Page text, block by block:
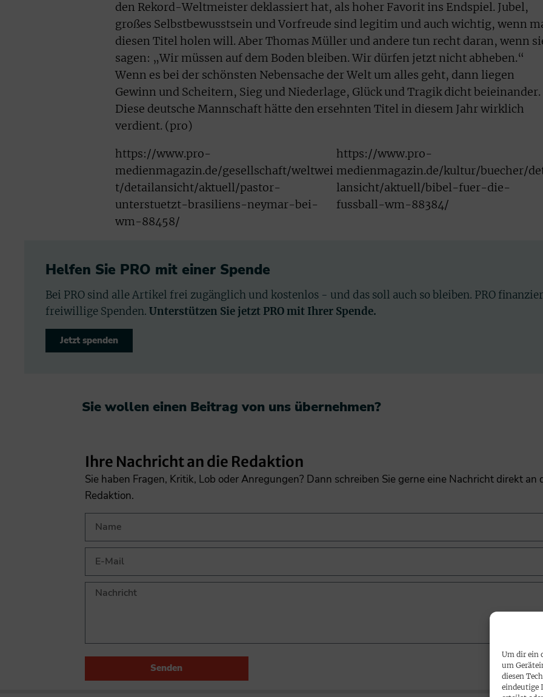
Um dir ein
um
diesen
eindeutige
den Rekord-Weltmeister deklassiert hat, als hoher Favorit ins Endspiel. Jubel,
großes Selbstbewusstsein und Vorfreude sind legitim und auch wichtig, wenn
diesen Titel holen will. Aber Thomas Müller und andere tun recht daran, wenn
sagen: „Wir müssen auf dem Boden bleiben. Wir dürfen jetzt nicht abheben.“
Wenn es bei der schönsten Nebensache der Welt um alles geht, dann liegen
Gewinn und Scheitern, Sieg und Niederlage, Glück und Tragik dicht beieinander.
Diese deutsche Mannschaft hätte den ersehnten Titel in diesem Jahr wirklich
verdient. (pro)
https://www.pro-
medienmagazin.de/gesellschaft/weltwei
t/detailansicht/aktuell/pastor-
unterstuetzt-brasiliens-neymar-bei-
wm-88458/
https://www.pro-
medienmagazin.de/kultur/buecher/
lansicht/aktuell/bibel-fuer-die-
fussball-wm-88384/
Helfen Sie PRO mit einer Spende
Bei PRO sind alle Artikel frei zugänglich und kostenlos - und das soll auch so bleiben. PRO
freiwillige Spenden. Unterstützen Sie jetzt PRO mit Ihrer Spende.
Jetzt spenden
Sie wollen einen Beitrag von uns übernehmen?​
Ihre Nachricht an die Redaktion
Sie haben Fragen, Kritik, Lob oder Anregungen? Dann schreiben Sie gerne eine Nachricht direkt an
Redaktion.
Senden